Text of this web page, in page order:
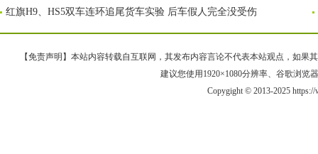
红旗H9、HS5双车连环追尾货车实验 后车假人完全没受伤
【免责声明】本站内容转载自互联网，其发布内容言论不代表本站观点，如果
建议您使用1920×1080分辨率、谷歌浏览
Copygight © 2013-2025